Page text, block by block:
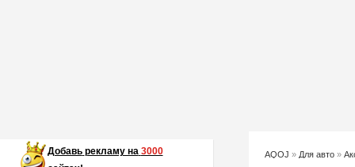
Добавь рекламу на 3000
AQOJ » Для авто »